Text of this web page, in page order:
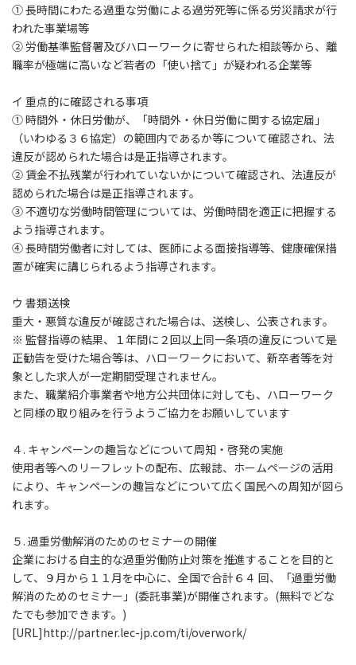
① 長時間にわたる過重な労働による過労死等に係る労災請求が行
われた事業場等
② 労働基準監督署及びハローワークに寄せられた相談等から、離
職率が極端に高いなど若者の「使い捨て」が疑われる企業等
イ 重点的に確認される事項
① 時間外・休日労働が、「時間外・休日労働に関する協定届」
（いわゆる３６協定）の範囲内であるか等について確認され、法
違反が認められた場合は是正指導されます。
② 賃金不払残業が行われていないかについて確認され、法違反が
認められた場合は是正指導されます。
③ 不適切な労働時間管理については、労働時間を適正に把握する
よう指導されます。
④ 長時間労働者に対しては、医師による面接指導等、健康確保措
置が確実に講じられるよう指導されます。
ウ 書類送検
重大・悪質な違反が確認された場合は、送検し、公表されます。
※ 監督指導の結果、１年間に２回以上同一条項の違反について是
正勧告を受けた場合等は、ハローワークにおいて、新卒者等を対
象とした求人が一定期間受理されません。
また、職業紹介事業者や地方公共団体に対しても、ハローワーク
と同様の取り組みを行うようご協力をお願いしています
４. キャンペーンの趣旨などについて周知・啓発の実施
使用者等へのリーフレットの配布、広報誌、ホームページの活用
により、キャンペーンの趣旨などについて広く国民への周知が図ら
れます。
５. 過重労働解消のためのセミナーの開催
企業における自主的な過重労働防止対策を推進することを目的と
して、９月から１１月を中心に、全国で合計６４ 回、「過重労働
解消のためのセミナー」(委託事業)が開催されます。(無料でどな
たでも参加できます。)
[URL]http://partner.lec-jp.com/ti/overwork/